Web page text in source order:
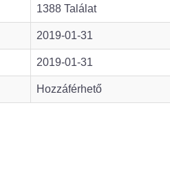
1388 Találat
2019-01-31
2019-01-31
Hozzáférhető